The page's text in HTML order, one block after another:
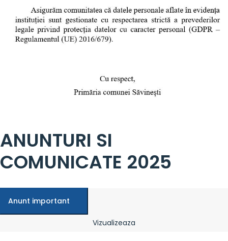
ANUNTURI SI
COMUNICATE 2025
Anunt important
Vizualizeaza